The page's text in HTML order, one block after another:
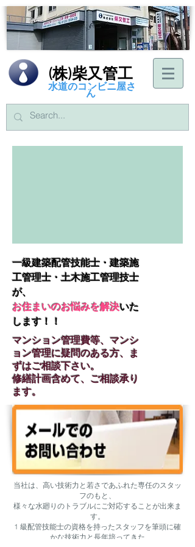
(株)柴又管工
水道のコンビニ屋さ
ん
一級建築配管技能士・建築施
工管理士・土木施工管理技士
が、
お住まいのお悩みを解決いた
します！！
マンション管理費等、マンシ
ョン管理に疑問のある方、ま
ずはご相談下さい。
​修繕計画含めて、ご相談承り
ます。
当社は、高い技術力と若さであふれた専任のスタッ
フのもと、
様々な水廻りのトラブルにご対応することが出来ま
す。
1 級配管技能士の資格を持ったスタッフを筆頭に確
かな技術力と長年培ってきた